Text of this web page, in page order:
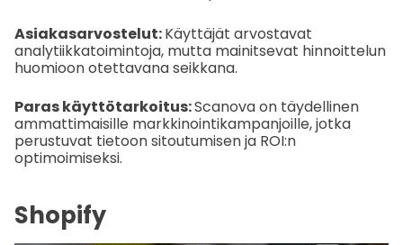
Asiakasarvostelut:Käyttäjät arvostavat
analytiikkatoimintoja, mutta mainitsevat hinnoittelun
huomioon otettavana seikkana.
Paras käyttötarkoitus:Scanova on täydellinen
ammattimaisille markkinointikampanjoille, jotka
perustuvat tietoon sitoutumisen ja ROI:n
optimoimiseksi.
Shopify